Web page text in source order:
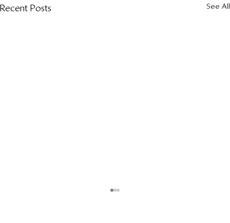
Recent Posts See All